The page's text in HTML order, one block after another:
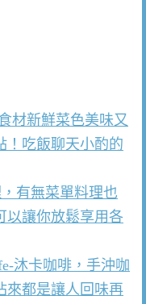
材新鮮菜色美味又
！吃飯聊天小酌的
有無菜單料理也
以讓你放鬆享用各
沐卡咖啡，手沖咖
來都是讓人回味再